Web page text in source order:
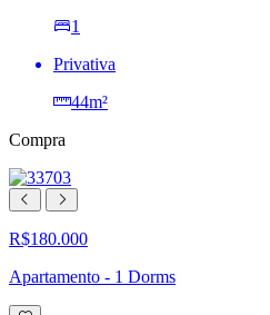
1
Privativa
44m²
Compra
R$180.000
Apartamento - 1 Dorms